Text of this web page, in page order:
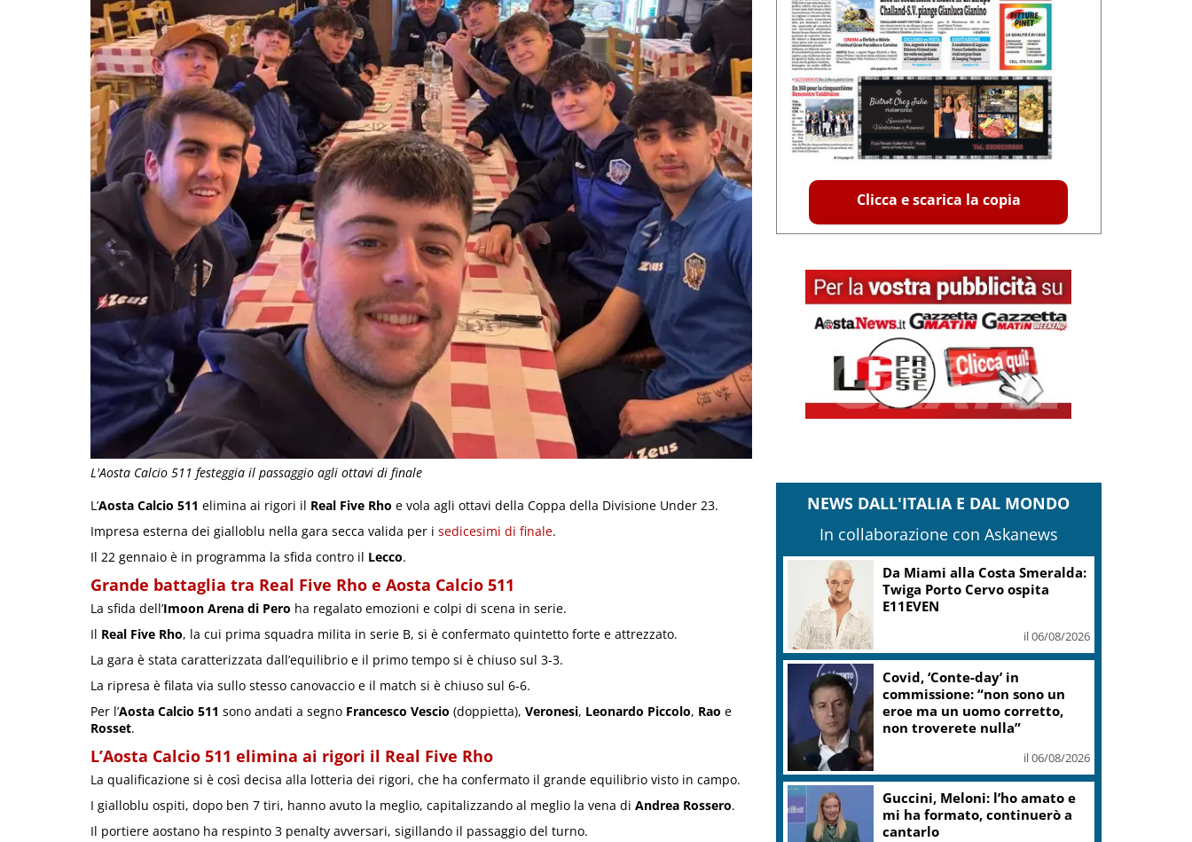
L'Aosta Calcio 511 festeggia il passaggio agli ottavi di finale
L’Aosta Calcio 511 elimina ai rigori il Real Five Rho e vola agli ottavi della Coppa della Divisione Under 23.
Impresa esterna dei gialloblu nella gara secca valida per i sedicesimi di finale.
Il 22 gennaio è in programma la sfida contro il Lecco.
Grande battaglia tra Real Five Rho e Aosta Calcio 511
La sfida dell’Imoon Arena di Pero ha regalato emozioni e colpi di scena in serie.
Il Real Five Rho, la cui prima squadra milita in serie B, si è confermato quintetto forte e attrezzato.
La gara è stata caratterizzata dall’equilibrio e il primo tempo si è chiuso sul 3-3.
La ripresa è filata via sullo stesso canovaccio e il match si è chiuso sul 6-6.
Per l’Aosta Calcio 511 sono andati a segno Francesco Vescio (doppietta), Veronesi, Leonardo Piccolo, Rao e
Rosset.
L’Aosta Calcio 511 elimina ai rigori il Real Five Rho
La qualificazione si è così decisa alla lotteria dei rigori, che ha confermato il grande equilibrio visto in campo.
I gialloblu ospiti, dopo ben 7 tiri, hanno avuto la meglio, capitalizzando al meglio la vena di Andrea Rossero.
Il portiere aostano ha respinto 3 penalty avversari, sigillando il passaggio del turno.
Clicca e scarica la copia
NEWS DALL'ITALIA E DAL MONDO
In collaborazione con Askanews
Da Miami alla Costa Smeralda:
Twiga Porto Cervo ospita
E11EVEN
il 06/08/2026
Covid, ‘Conte-day’ in
commissione: “non sono un
eroe ma un uomo corretto,
non troverete nulla”
il 06/08/2026
Guccini, Meloni: l’ho amato e
mi ha formato, continuerò a
cantarlo